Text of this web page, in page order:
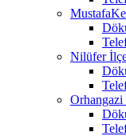
Nilüfer
Orhangazi